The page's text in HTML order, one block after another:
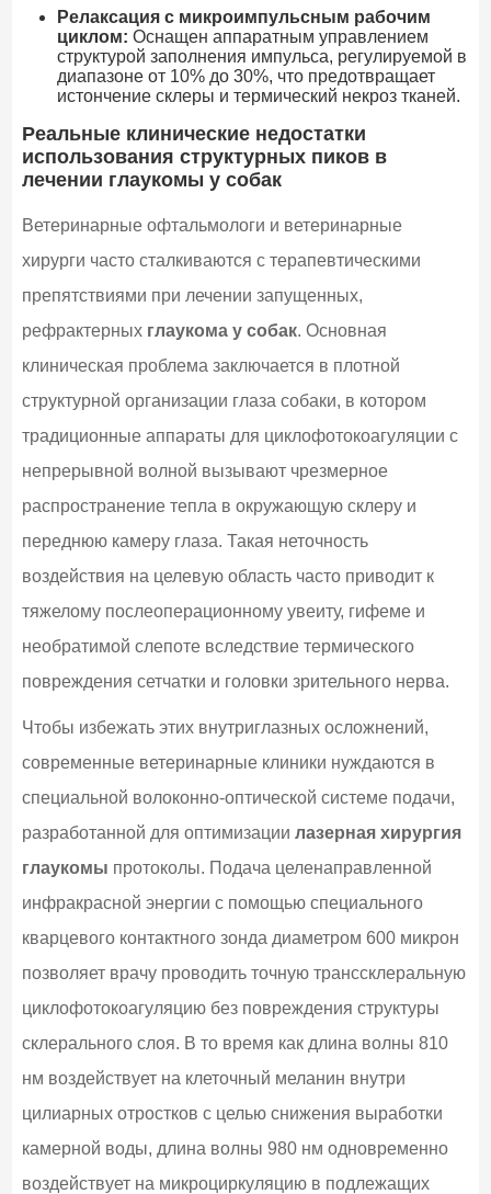
Релаксация с микроимпульсным рабочим
циклом: Оснащен аппаратным управлением
структурой заполнения импульса, регулируемой в
диапазоне от 10% до 30%, что предотвращает
истончение склеры и термический некроз тканей.
Реальные клинические недостатки
использования структурных пиков в
лечении глаукомы у собак
Ветеринарные офтальмологи и ветеринарные
хирурги часто сталкиваются с терапевтическими
препятствиями при лечении запущенных,
рефрактерных глаукома у собак. Основная
клиническая проблема заключается в плотной
структурной организации глаза собаки, в котором
традиционные аппараты для циклофотокоагуляции с
непрерывной волной вызывают чрезмерное
распространение тепла в окружающую склеру и
переднюю камеру глаза. Такая неточность
воздействия на целевую область часто приводит к
тяжелому послеоперационному увеиту, гифеме и
необратимой слепоте вследствие термического
повреждения сетчатки и головки зрительного нерва.
Чтобы избежать этих внутриглазных осложнений,
современные ветеринарные клиники нуждаются в
специальной волоконно-оптической системе подачи,
разработанной для оптимизации лазерная хирургия
глаукомы протоколы. Подача целенаправленной
инфракрасной энергии с помощью специального
кварцевого контактного зонда диаметром 600 микрон
позволяет врачу проводить точную транссклеральную
циклофотокоагуляцию без повреждения структуры
склерального слоя. В то время как длина волны 810
нм воздействует на клеточный меланин внутри
цилиарных отростков с целью снижения выработки
камерной воды, длина волны 980 нм одновременно
воздействует на микроциркуляцию в подлежащих